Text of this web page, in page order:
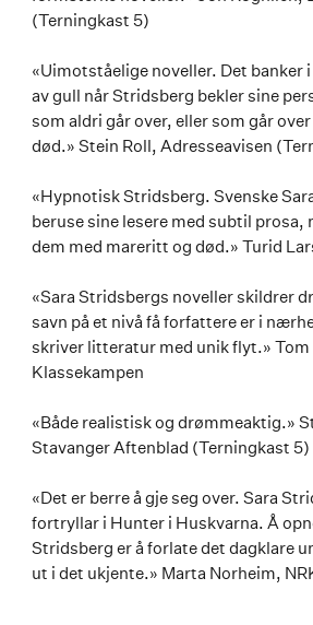
(Terningkast 5)
«Uimotståelige noveller. Det banker
av gull når Stridsberg bekler sine
som aldri går over, eller som går
død.» Stein Roll, Adresseavisen
«Hypnotisk Stridsberg. Svenske
beruse sine lesere med subtil prosa,
dem med mareritt og død.» Turid
«Sara Stridsbergs noveller skildrer
savn på et nivå få forfattere er i
skriver litteratur med unik flyt.» Tom
Klassekampen
«Både realistisk og drømmeaktig.»
Stavanger Aftenblad (Terningkast 5)
«Det er berre å gje seg over. Sara
fortryllar i Hunter i Huskvarna. Å
Stridsberg er å forlate det dagklare
ut i det ukjente.» Marta Norheim,